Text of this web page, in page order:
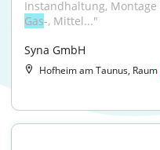
Gas-, Mittel..."
Syna GmbH
Hofheim am Taunus, Raum